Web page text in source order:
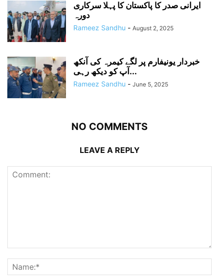
ایرانی صدر کا پاکستان کا پہلا سرکاری
دورہ
Rameez Sandhu - August 2, 2025
خبردار یونیفارم پر لگے کیمرہ کی آنکھ
آپ کو دیکھ رہی...
Rameez Sandhu - June 5, 2025
NO COMMENTS
LEAVE A REPLY